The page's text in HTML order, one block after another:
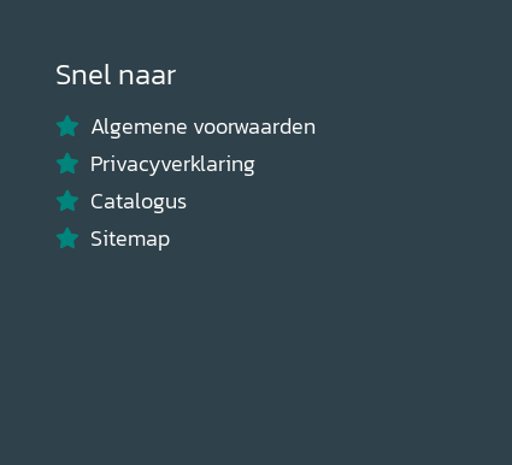
Snel naar
Algemene voorwaarden
Privacyverklaring
Catalogus
Sitemap